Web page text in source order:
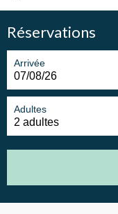
Réservations
Arrivée
Adultes